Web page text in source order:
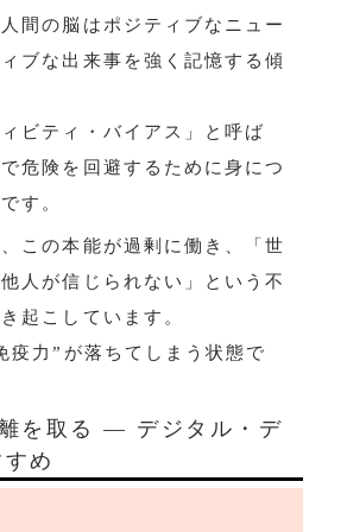
間の脳はポジティブなニュー
ブな出来事を強く記憶する傾
ビティ・バイアス」と呼ば
危険を回避するために身につ
す。
この本能が過剰に働き、「世
人が信じられない」という不
起こしています。
疫力”が落ちてしまう状態で
を取る ― デジタル・デ
め